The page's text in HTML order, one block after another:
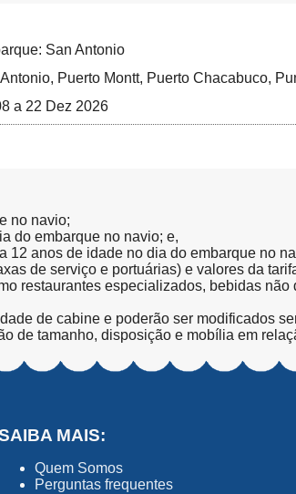
San Antonio
Puerto Montt, Puerto Chacabuco,
a 22 Dez 2026
no navio;
do embarque no navio; e,
12 anos de idade no dia do embarque no
de serviço e portuárias) e valores da
restaurantes especializados, bebidas
de cabine e poderão ser modificados
de tamanho, disposição e mobília em
MAIS:
Quem Somos
Perguntas frequentes